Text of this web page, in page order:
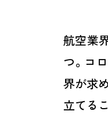
航空業
つ。コ
界が求
立てる